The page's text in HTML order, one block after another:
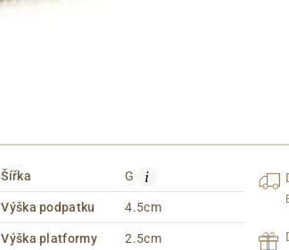
Šířka G i
Výška podpatku 4.5cm
Výška platformy 2.5cm